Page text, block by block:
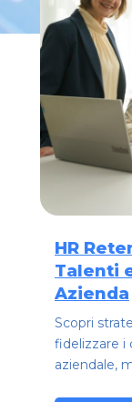
HR
Talenti
Azienda
Scopri
fidelizzare i
aziendale,